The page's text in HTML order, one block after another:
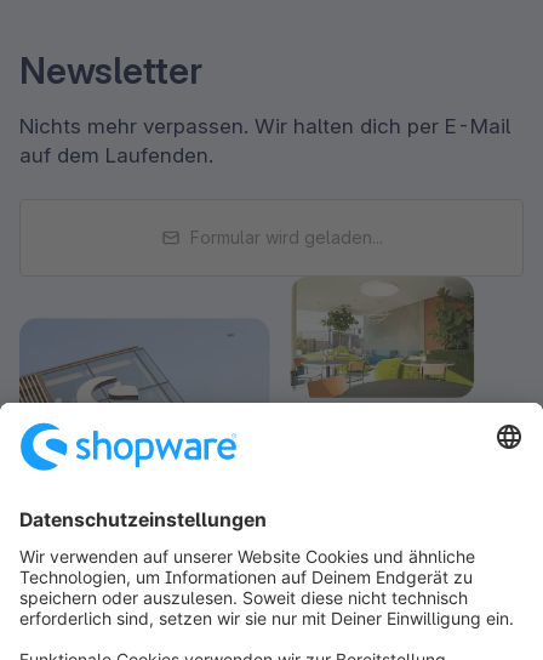
Newsletter
Nichts mehr verpassen. Wir halten dich per E-Mail
auf dem Laufenden.
Formular wird geladen...